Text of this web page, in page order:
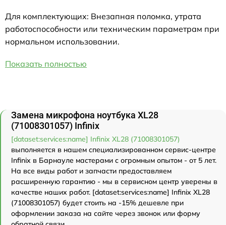
Для комплектующих: Внезапная поломка, утрата
работоспособности или техническим параметрам при
нормальном использовании.
Показать полностью
Замена микрофона ноутбука XL28
(71008301057) Infinix
[dataset:services:name] Infinix XL28 (71008301057)
выполняется в нашем специализированном сервис-центре
Infinix в Барнауле мастерами с огромным опытом - от 5 лет.
На все виды работ и запчасти предоставляем
расширенную гарантию - мы в сервисном центр уверены в
качестве наших работ. [dataset:services:name] Infinix XL28
(71008301057) будет стоить на -15% дешевле при
оформлении заказа на сайте через звонок или форму